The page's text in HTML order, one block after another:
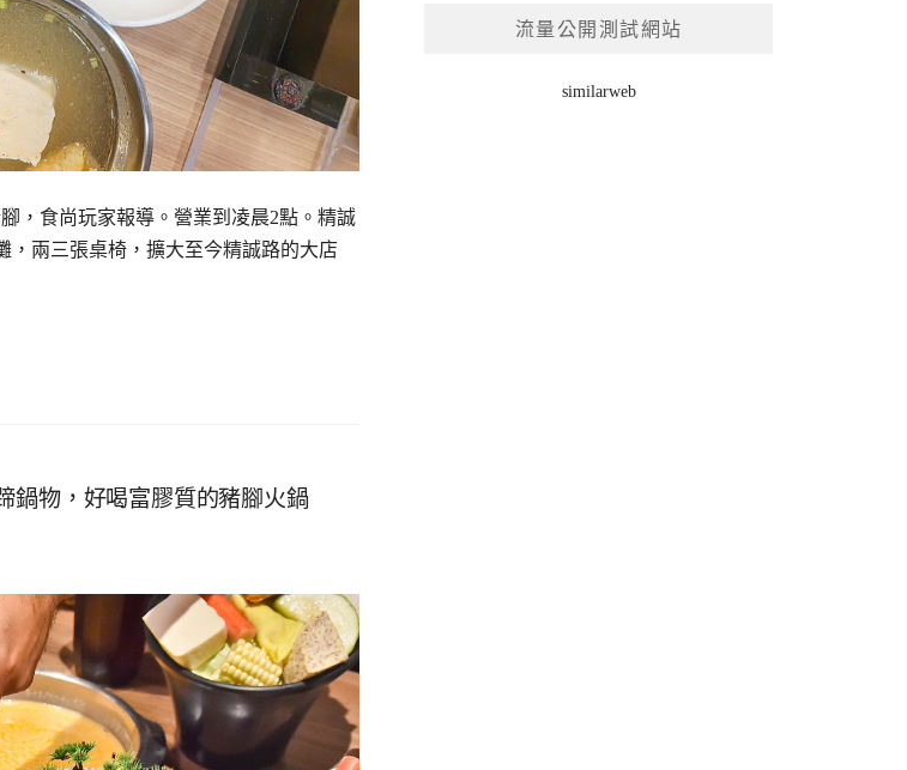
，食尚玩家報導。營業到凌晨2點。精誠
，兩三張桌椅，擴大至今精誠路的大店
鍋物，好喝富膠質的豬腳火鍋
流量公開測試網站
similarweb